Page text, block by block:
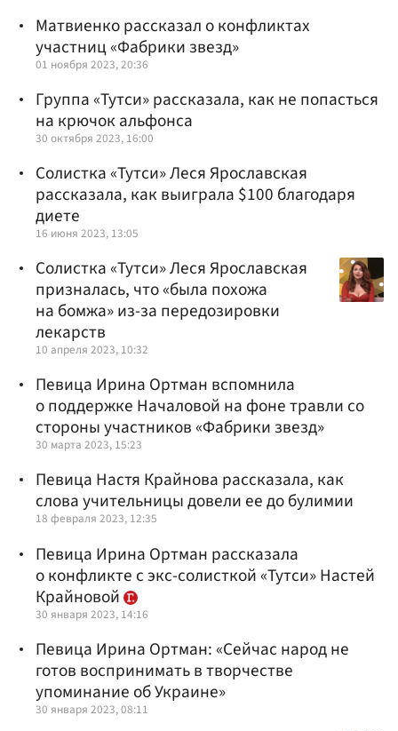
Матвиенко рассказал о конфликтах
участниц «Фабрики звезд»
01 ноября 2023, 20:36
Группа «Тутси» рассказала, как не попасться
на крючок альфонса
30 октября 2023, 16:00
Солистка «Тутси» Леся Ярославская
рассказала, как выиграла $100 благодаря
диете
16 июня 2023, 13:05
Солистка «Тутси» Леся Ярославская
призналась, что «была похожа
на бомжа» из-за передозировки
лекарств
10 апреля 2023, 10:32
Певица Ирина Ортман вспомнила
о поддержке Началовой на фоне травли со
стороны участников «Фабрики звезд»
30 марта 2023, 15:23
Певица Настя Крайнова рассказала, как
слова учительницы довели ее до булимии
18 февраля 2023, 12:35
Певица Ирина Ортман рассказала
о конфликте с экс-солисткой «Тутси» Настей
Крайновой
30 января 2023, 14:16
Певица Ирина Ортман: «Сейчас народ не
готов воспринимать в творчестве
упоминание об Украине»
30 января 2023, 08:11